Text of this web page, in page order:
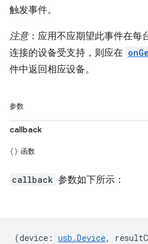
触发事件。
注意：应用不应期望此事件在每
连接的设备受支持，则应在
件中返回相应设备。
参数
callback
函数
callback 参数如下所示：
(device : usb.Device,